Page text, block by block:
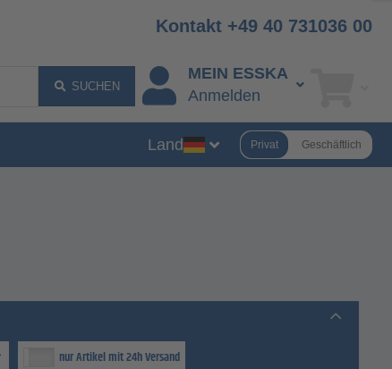
Kontakt +49 40 731036 00
SUCHEN
MEIN ESSKA
Anmelden
Land Privat Geschäftlich
nur Artikel mit 24h Versand